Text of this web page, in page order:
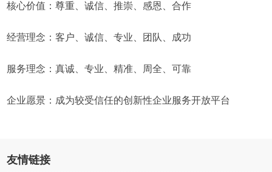
核心价值：尊重、诚信、推崇、感恩、合作
经营理念：客户、诚信、专业、团队、成功
服务理念：真诚、专业、精准、周全、可靠
企业愿景：成为较受信任的创新性企业服务开放平台
友情链接